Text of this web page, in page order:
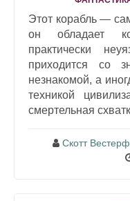
Этот корабль —
он обладает
практически
приходится со
незнакомой, а
техникой
смертельная
Скотт